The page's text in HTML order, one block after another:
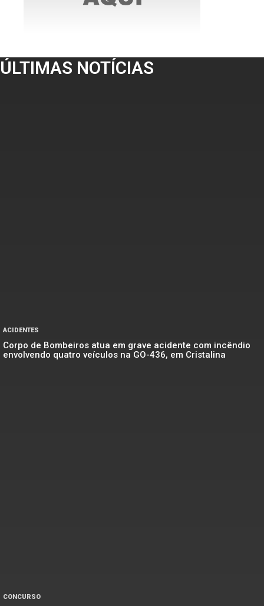
ÚLTIMAS NOTÍCIAS
ACIDENTES
Corpo de Bombeiros atua em grave acidente com incêndio
envolvendo quatro veículos na GO-436, em Cristalina
CONCURSO